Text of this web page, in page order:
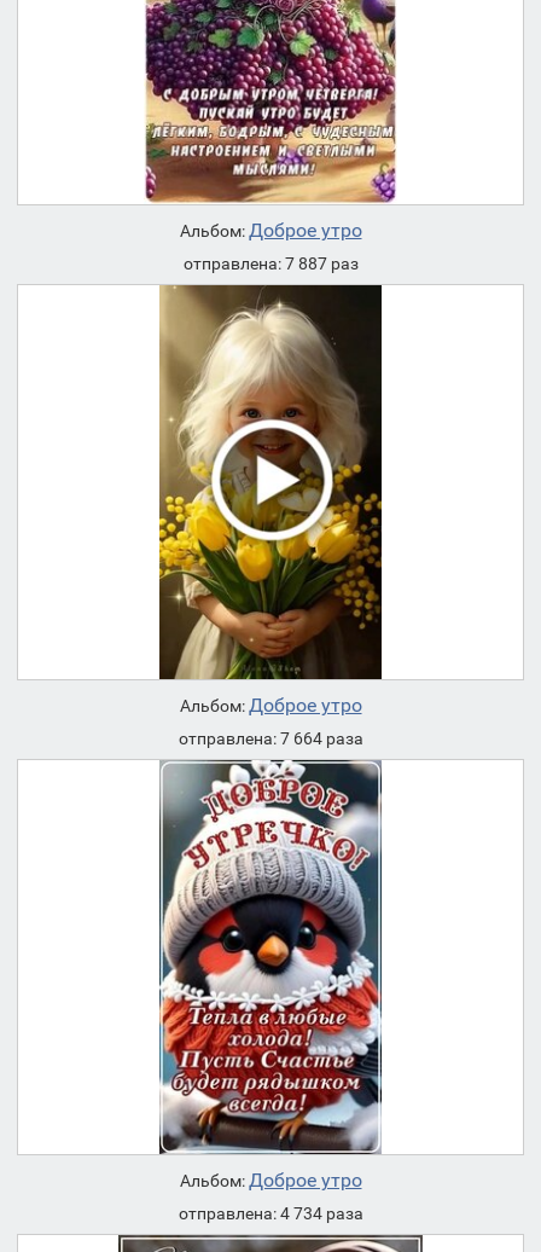
Альбом:Доброе утро
отправлена: 7 887 раз
Альбом:Доброе утро
отправлена: 7 664 раза
Альбом:Доброе утро
отправлена: 4 734 раза